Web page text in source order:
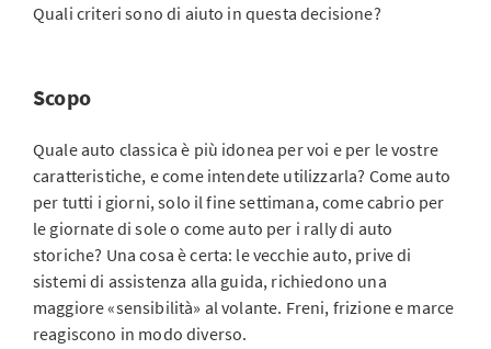
Quali criteri sono di aiuto in questa decisione?
Scopo
Quale auto classica è più idonea per voi e per le vostre
caratteristiche, e come intendete utilizzarla? Come auto
per tutti i giorni, solo il fine settimana, come cabrio per
le giornate di sole o come auto per i rally di auto
storiche? Una cosa è certa: le vecchie auto, prive di
sistemi di assistenza alla guida, richiedono una
maggiore «sensibilità» al volante. Freni, frizione e marce
reagiscono in modo diverso.